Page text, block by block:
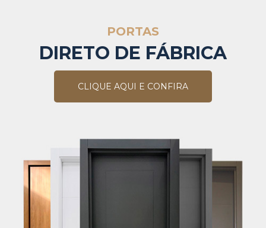
PORTAS
DIRETO DE FÁBRICA
CLIQUE AQUI E CONFIRA